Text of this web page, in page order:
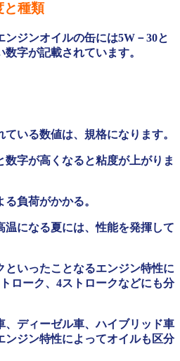
種類
ジンオイルの缶には5W－30と
字が記載されています。
いる数値は、規格になります。
字が高くなると粘度が上がりま
負荷がかかる。
温になる夏には、性能を発揮して
といったことなるエンジン特性に
ローク、4ストロークなどにも分
、ディーゼル車、ハイブリッド車
ンジン特性によってオイルも区分